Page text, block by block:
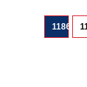
1186